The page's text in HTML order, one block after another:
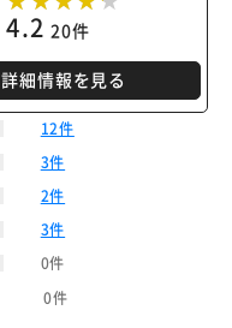
4.2 20件
詳細情報を見る
12件
3件
2件
3件
0件
0件